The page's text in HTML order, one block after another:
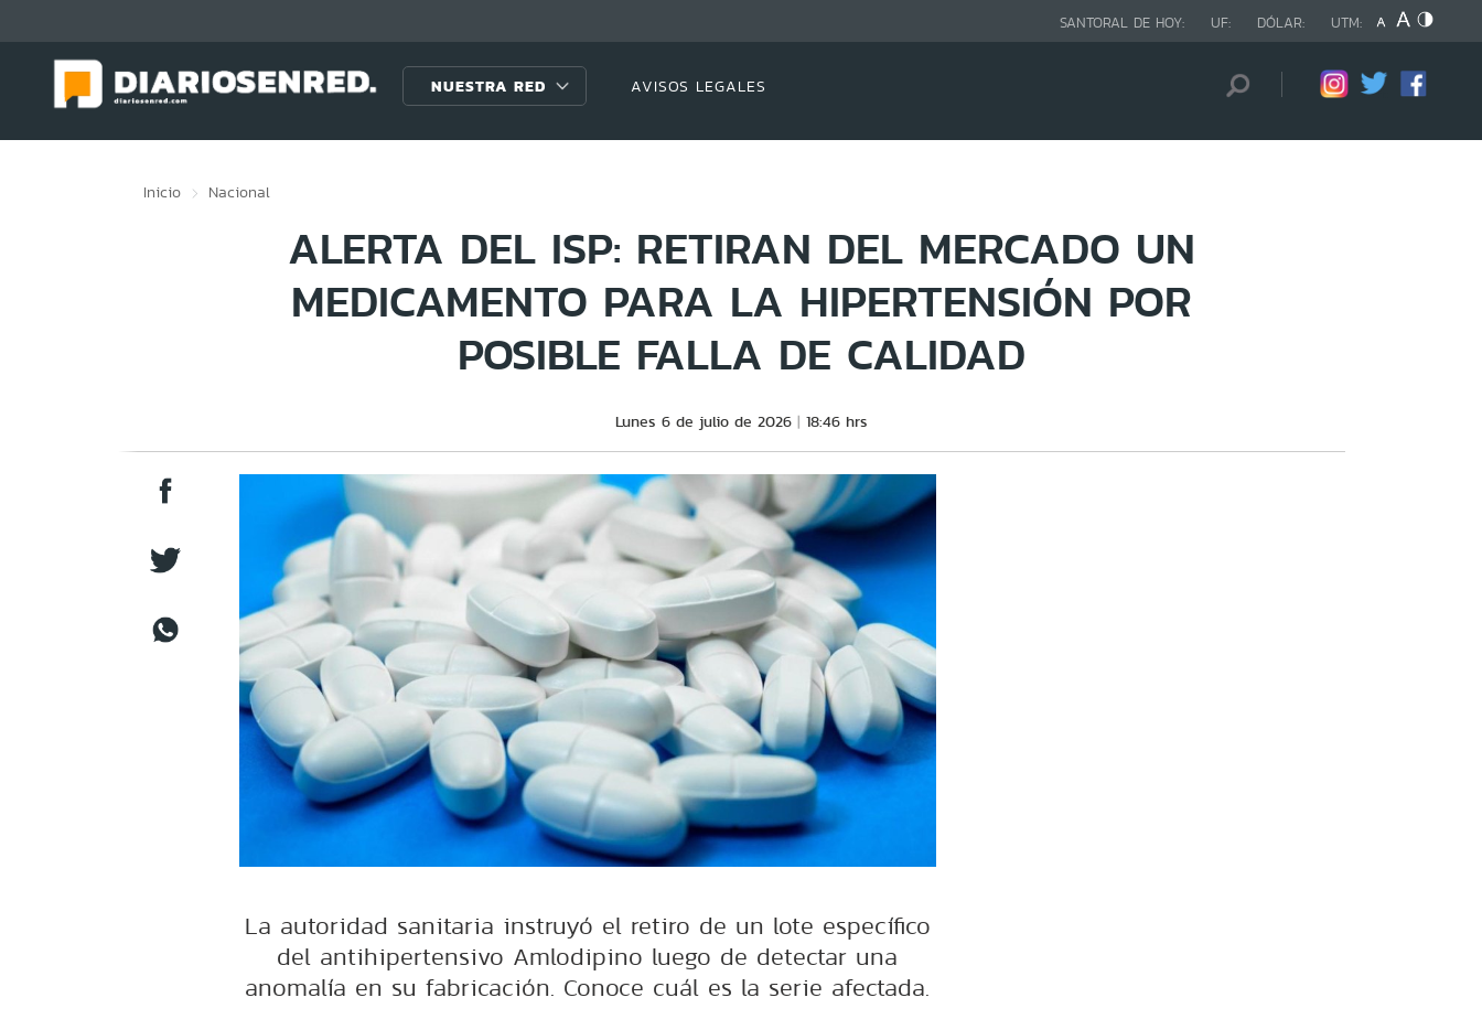
SANTORAL DE HOY: UF: DÓLAR: UTM:
NUESTRA RED AVISOS LEGALES
Inicio Nacional
ALERTA DEL ISP: RETIRAN DEL MERCADO UN
MEDICAMENTO PARA LA HIPERTENSIÓN POR
POSIBLE FALLA DE CALIDAD
Lunes 6 de julio de 2026 18:46 hrs
La autoridad sanitaria instruyó el retiro de un lote específico
del antihipertensivo Amlodipino luego de detectar una
anomalía en su fabricación. Conoce cuál es la serie afectada.